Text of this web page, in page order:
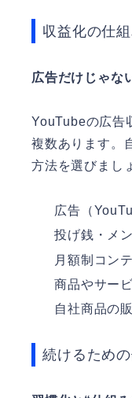
収益化の仕
広告だけじゃな
YouTubeの広告
複数あります。
方法を選びまし
広告（
投げ銭・メ
月額制コン
商品やサー
自社商品の
続けるため